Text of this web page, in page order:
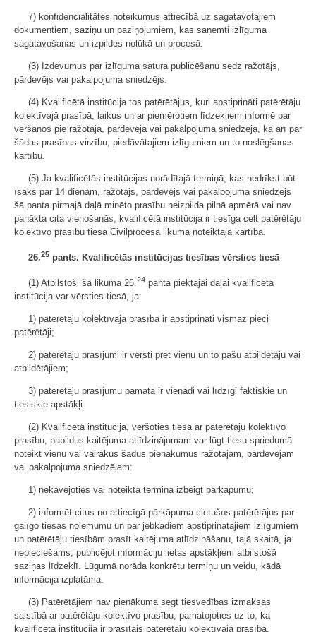
7) konfidencialitātes noteikumus attiecībā uz sagatavotajiem
dokumentiem, saziņu un paziņojumiem, kas saņemti izlīguma
sagatavošanas un izpildes nolūkā un procesā.
(3) Izdevumus par izlīguma satura publicēšanu sedz ražotājs,
pārdevējs vai pakalpojuma sniedzējs.
(4) Kvalificētā institūcija tos patērētājus, kuri apstiprināti patērētāju
kolektīvajā prasībā, laikus un ar piemērotiem līdzekļiem informē par
vēršanos pie ražotāja, pārdevēja vai pakalpojuma sniedzēja, kā arī par
šādas prasības virzību, piedāvātajiem izlīgumiem un to noslēgšanas
kārtību.
(5) Ja kvalificētās institūcijas norādītajā termiņā, kas nedrīkst būt
īsāks par 14 dienām, ražotājs, pārdevējs vai pakalpojuma sniedzējs
šā panta pirmajā daļā minēto prasību neizpilda pilnā apmērā vai nav
panākta cita vienošanās, kvalificētā institūcija ir tiesīga celt patērētāju
kolektīvo prasību tiesā Civilprocesa likumā noteiktajā kārtībā.
26.25 pants. Kvalificētās institūcijas tiesības vērsties tiesā
(1) Atbilstoši šā likuma 26.24 panta piektajai daļai kvalificētā
institūcija var vērsties tiesā, ja:
1) patērētāju kolektīvajā prasībā ir apstiprināti vismaz pieci
patērētāji;
2) patērētāju prasījumi ir vērsti pret vienu un to pašu atbildētāju vai
atbildētājiem;
3) patērētāju prasījumu pamatā ir vienādi vai līdzīgi faktiskie un
tiesiskie apstākļi.
(2) Kvalificētā institūcija, vēršoties tiesā ar patērētāju kolektīvo
prasību, papildus kaitējuma atlīdzinājumam var lūgt tiesu spriedumā
noteikt vienu vai vairākus šādus pienākumus ražotājam, pārdevējam
vai pakalpojuma sniedzējam:
1) nekavējoties vai noteiktā termiņā izbeigt pārkāpumu;
2) informēt citus no attiecīgā pārkāpuma cietušos patērētājus par
galīgo tiesas nolēmumu un par jebkādiem apstiprinātajiem izlīgumiem
un patērētāju tiesībām prasīt kaitējuma atlīdzināšanu, tajā skaitā, ja
nepieciešams, publicējot informāciju lietas apstākļiem atbilstošā
saziņas līdzeklī. Lūgumā norāda konkrētu termiņu un veidu, kādā
informācija izplatāma.
(3) Patērētājiem nav pienākuma segt tiesvedības izmaksas
saistībā ar patērētāju kolektīvo prasību, pamatojoties uz to, ka
kvalificētā institūcija ir prasītājs patērētāju kolektīvajā prasībā.